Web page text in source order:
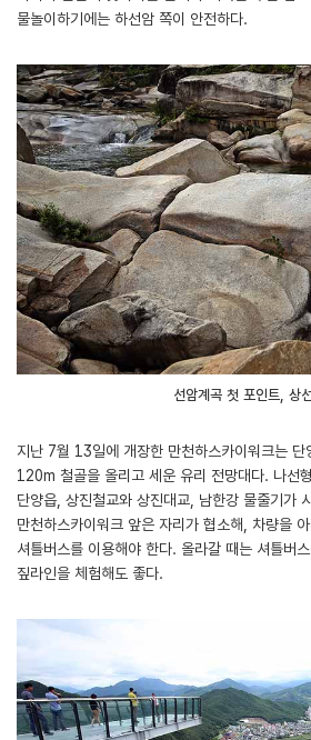
물놀이하기에는 하선암 쪽이 안전하다.
선암계곡 첫 포인트, 상
지난 7월 13일에 개장한 만천하스카이워크는 단
120m 철골을 올리고 세운 유리 전망대다. 나선
단양읍, 상진철교와 상진대교, 남한강 물줄기가
만천하스카이워크 앞은 자리가 협소해, 차량을
셔틀버스를 이용해야 한다. 올라갈 때는 셔틀버
짚라인을 체험해도 좋다.